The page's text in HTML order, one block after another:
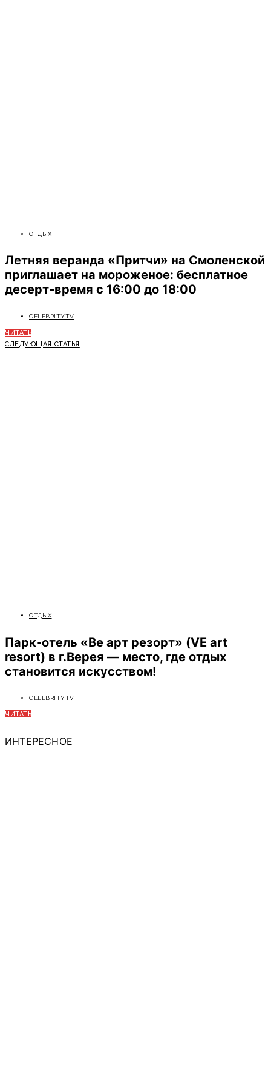
ОТДЫХ
Летняя веранда «Притчи» на Смоленской
приглашает на мороженое: бесплатное
десерт-время с 16:00 до 18:00
CELEBRITYTV
ЧИТАТЬ
СЛЕДУЮЩАЯ СТАТЬЯ
ОТДЫХ
Парк-отель «Ве арт резорт» (VE art
resort) в г.Верея — место, где отдых
становится искусством!
CELEBRITYTV
ЧИТАТЬ
ИНТЕРЕСНОЕ